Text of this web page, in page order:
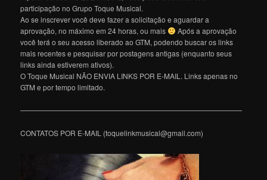
participação no Grupo Toque Musical.
Ao se inscrever você deve fazer a solicitação e aguardar a
aprovação, no máximo em 24 horas, ou mais
Após a aprovação
você terá o seu acesso liberado ao GTM, podendo buscar os links
mais recentes e pesquisar por postagens antigas (enquanto seus
links ainda estiverem ativos).
O Toque Musical NÃO ENVIA LINKS POR E-MAIL. Links apenas no
GTM e por tempo limitado.
———————————————————————————————
CONTATOS POR E-MAIL (toquelinkmusical@gmail.com)